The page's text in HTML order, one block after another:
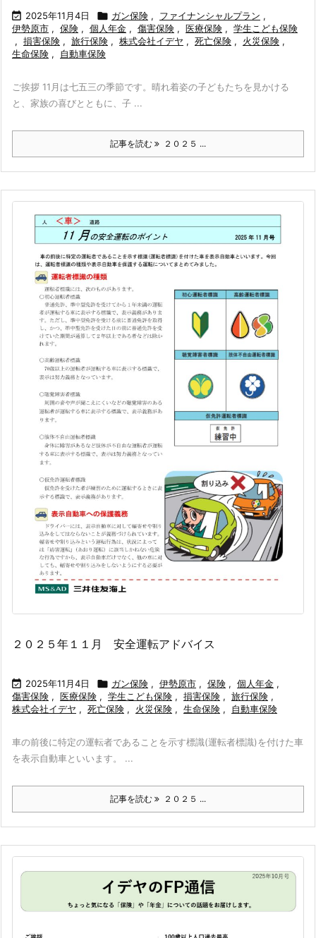
 2025年11月4日  ガン保険 , ファイナンシャルプラン ,
伊勢原市 , 保険 , 個人年金 , 傷害保険 , 医療保険 , 学生こども保険
, 損害保険 , 旅行保険 , 株式会社イデヤ , 死亡保険 , 火災保険 ,
生命保険 , 自動車保険
ご挨拶 11月は七五三の季節です。晴れ着姿の子どもたちを見かける
と、家族の喜びとともに、子 ...
記事を読む ２０２５ ...
２０２５年１１月 安全運転アドバイス
 2025年11月4日  ガン保険 , 伊勢原市 , 保険 , 個人年金 ,
傷害保険 , 医療保険 , 学生こども保険 , 損害保険 , 旅行保険 ,
株式会社イデヤ , 死亡保険 , 火災保険 , 生命保険 , 自動車保険
車の前後に特定の運転者であることを示す標識(運転者標識)を付けた車
を表示自動車といいます。 ...
記事を読む ２０２５ ...